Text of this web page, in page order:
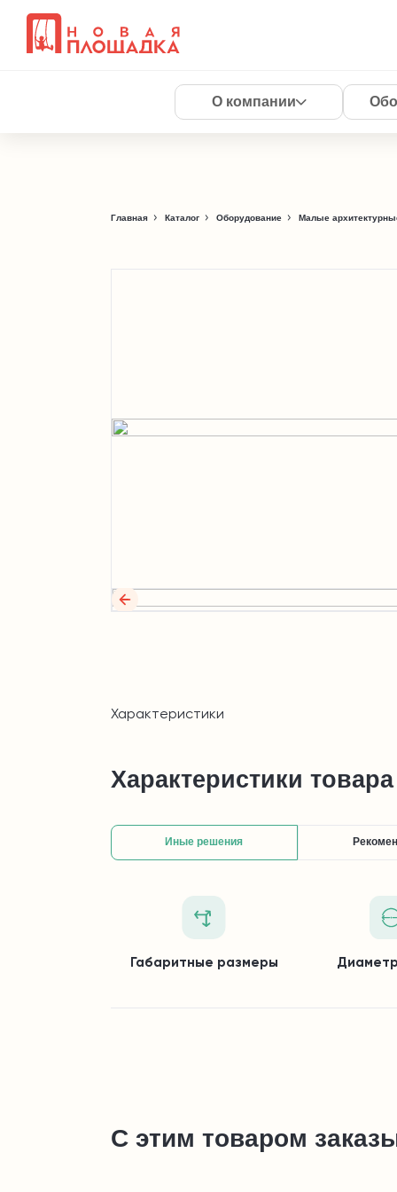
О компании
Главная Каталог Оборудование Малые
Характеристики
Характеристики товара
Иные решения
Габаритные размеры
С этим товаром